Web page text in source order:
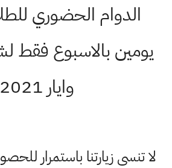
الدوام الحضوري
يومين بالاسبوع فقط
وايار 2021
لا تنسى زيارتنا باستمرار